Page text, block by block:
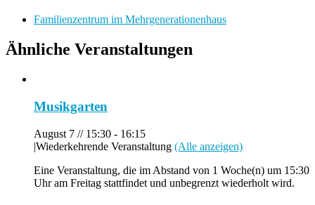
Familienzentrum im Mehrgenerationenhaus
Ähnliche Veranstaltungen
Musikgarten
August 7 // 15:30 - 16:15
|Wiederkehrende Veranstaltung (Alle anzeigen)
Eine Veranstaltung, die im Abstand von 1 Woche(n) um 15:30
Uhr am Freitag stattfindet und unbegrenzt wiederholt wird.